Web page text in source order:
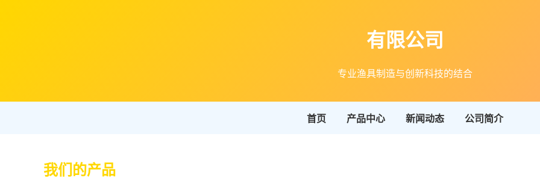
有限公司
专业渔具制造与创新科技的结合
首页 产品中心 新闻动态 公司简介
我们的产品